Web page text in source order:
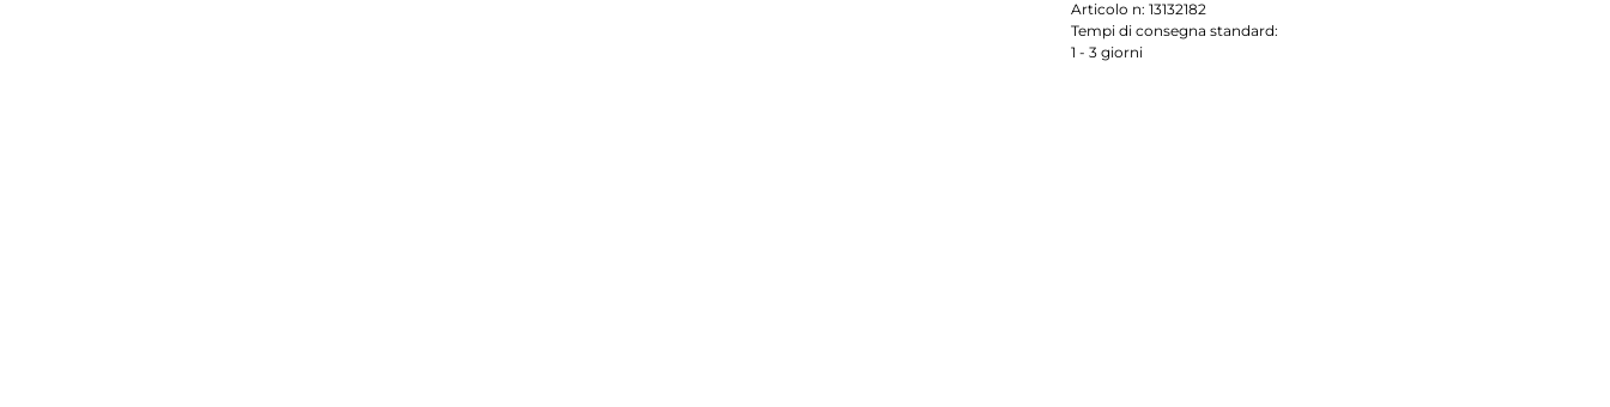
Articolo n: 13132182
Tempi di consegna standard:
1 - 3 giorni